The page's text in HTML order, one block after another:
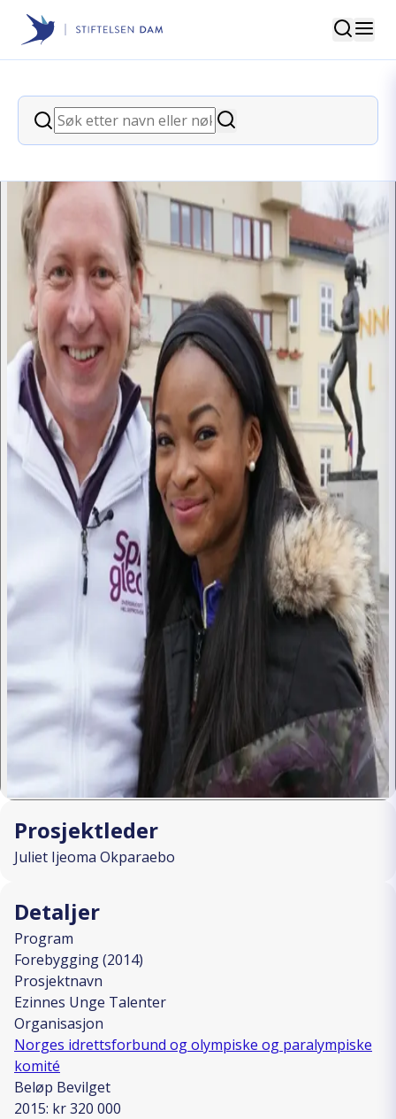
Stiftelsen Dam
Søk
Søk
Søk
back
Ezinnes Unge Talenter
Prosjektleder
Juliet Ijeoma Okparaebo
Detaljer
Program
Forebygging (2014)
Prosjektnavn
Ezinnes Unge Talenter
Organisasjon
Norges idrettsforbund og olympiske og paralympiske
komité
Beløp Bevilget
2015: kr 320 000